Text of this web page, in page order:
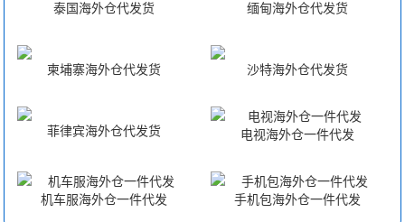
泰国海外仓代发货 缅甸海外仓代发货
柬埔寨海外仓代发货 沙特海外仓代发货
菲律宾海外仓代发货 电视海外仓一件代发
机车服海外仓一件代发 手机包海外仓一件代发